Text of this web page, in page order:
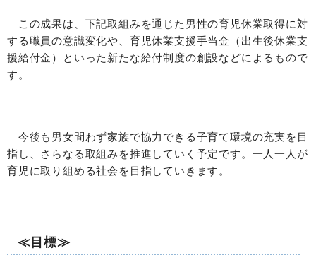
この成果は、下記取組みを通じた男性の育児休業取得に対
する職員の意識変化や、育児休業支援手当金（出生後休業支
援給付金）といった新たな給付制度の創設などによるもので
す。
今後も男女問わず家族で協力できる子育て環境の充実を目
指し、さらなる取組みを推進していく予定です。一人一人が
育児に取り組める社会を目指していきます。
≪目標≫